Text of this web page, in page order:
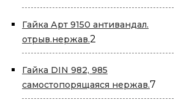
товара
Гайка Арт 9150 антивандал.
отрыв.нержав.2
товара
Гайка DIN 982, 985
самостопорящаяся нержав.7